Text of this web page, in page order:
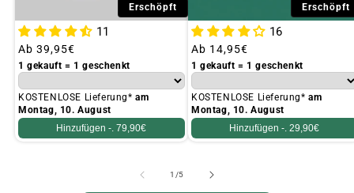
Erschöpft
11
Üblicher
Preis
Ab 39,95€
1 gekauft = 1 geschenkt
KOSTENLOSE Lieferung*am
Montag, 10. August
Hinzufügen -.79,90€
Erschöpft
16
Üblicher
Preis
Ab 14,95€
1 gekauft = 1 geschenkt
KOSTENLOSE Lieferung*am
Montag, 10. August
Hinzufügen -.29,90€
1 /von
5